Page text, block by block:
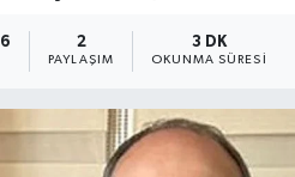
2
PAYLAŞIM
3 DK
OKUNMA SÜRESI